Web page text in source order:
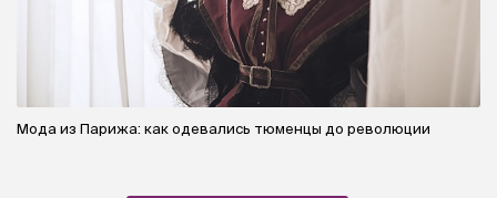
Мода из Парижа: как одевались тюменцы до революции